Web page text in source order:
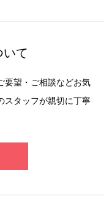
いて
要望・ご相談などお気
スタッフが親切に丁寧